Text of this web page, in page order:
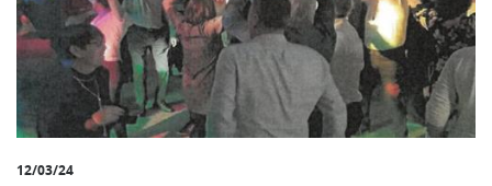
12/03/24